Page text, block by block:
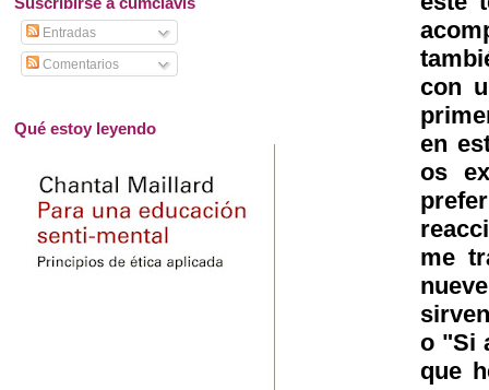
con
en
os
me
o "Si
que
Entradas
Comentarios
Qué estoy leyendo